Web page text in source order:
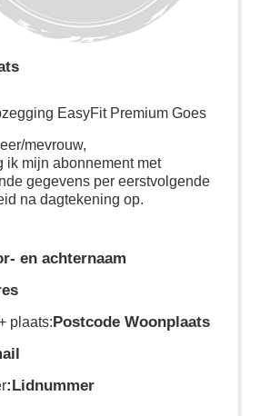
EasyFit Premium Goes
mevrouw,
ik mijn abonnement met
gegevens per eerstvolgende
na dagtekening op.
en achternaam
plaats:Postcode Woonplaats
:Lidnummer